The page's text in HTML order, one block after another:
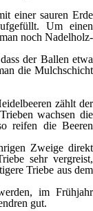
einer sauren Erde
Um einen
noch Nadelholz-
der Ballen etwa
die Mulchschicht
zählt der
wachsen die
reifen die Beeren
Zweige direkt
sehr vergreist,
Triebe aus dem
im Frühjahr
gut.